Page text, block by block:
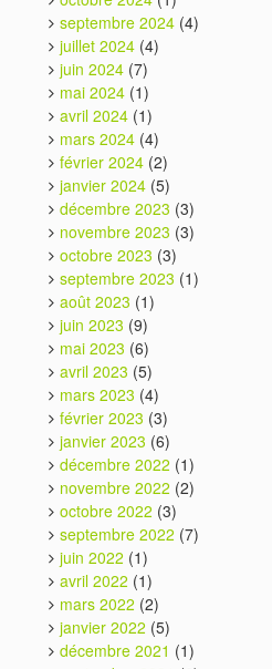
septembre 2024 (4)
juillet 2024 (4)
juin 2024 (7)
mai 2024 (1)
avril 2024 (1)
mars 2024 (4)
février 2024 (2)
janvier 2024 (5)
décembre 2023 (3)
novembre 2023 (3)
octobre 2023 (3)
septembre 2023 (1)
août 2023 (1)
juin 2023 (9)
mai 2023 (6)
avril 2023 (5)
mars 2023 (4)
février 2023 (3)
janvier 2023 (6)
décembre 2022 (1)
novembre 2022 (2)
octobre 2022 (3)
septembre 2022 (7)
juin 2022 (1)
avril 2022 (1)
mars 2022 (2)
janvier 2022 (5)
décembre 2021 (1)